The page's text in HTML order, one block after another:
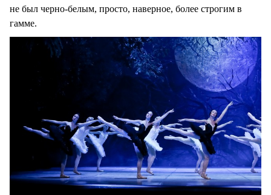
не был черно-белым, просто, наверное, более строгим в
гамме.